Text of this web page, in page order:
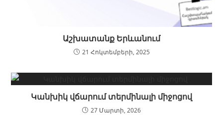
Աշխատանք Երևանում
21 Հոկտեմբերի, 2025
Կանխիկ վճարում տերմինալի միջոցով
27 Մարտի, 2026